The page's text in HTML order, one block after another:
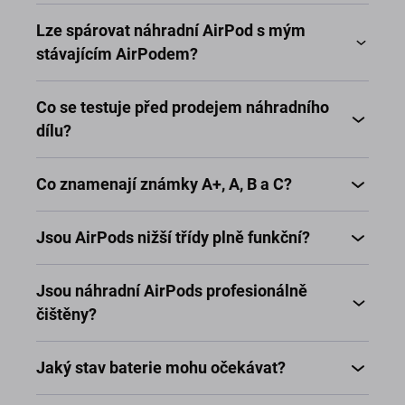
Lze spárovat náhradní AirPod s mým
stávajícím AirPodem?
Co se testuje před prodejem náhradního
dílu?
Co znamenají známky A+, A, B a C?
Jsou AirPods nižší třídy plně funkční?
Jsou náhradní AirPods profesionálně
čištěny?
Jaký stav baterie mohu očekávat?